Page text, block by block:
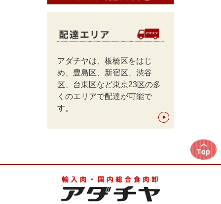
アダチヤは、板橋区をはじ
め、豊島区、新宿区、渋谷
区、台東区など東京23区の多
くのエリアで配達が可能で
す。